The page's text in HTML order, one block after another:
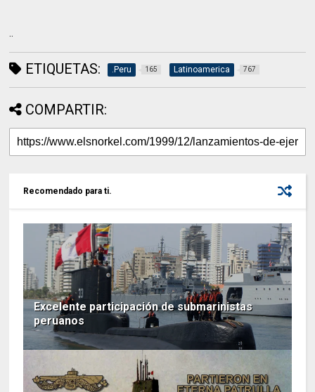
ETIQUETAS: .Peru 165 Latinoamerica 767
COMPARTIR:
Recomendado para ti.
Excelente participación de submarinistas
peruanos